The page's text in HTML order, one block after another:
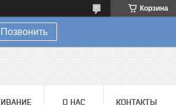
Корзина
Позвонить
О НАС КОНТАКТЫ